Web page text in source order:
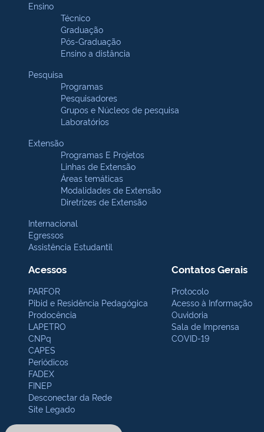
Ensino
Técnico
Graduação
Pós-Graduação
Ensino a distância
Pesquisa
Programas
Pesquisadores
Grupos e Núcleos de pesquisa
Laboratórios
Extensão
Programas E Projetos
Linhas de Extensão
Áreas temáticas
Modalidades de Extensão
Diretrizes de Extensão
Internacional
Egressos
Assistência Estudantil
Acessos
PARFOR
Pibid e Residência Pedagógica
Prodocência
LAPETRO
CNPq
CAPES
Periódicos
FADEX
FINEP
Desconectar da Rede
Site Legado
Contatos Gerais
Protocolo
Acesso à Informação
Ouvidoria
Sala de Imprensa
COVID-19